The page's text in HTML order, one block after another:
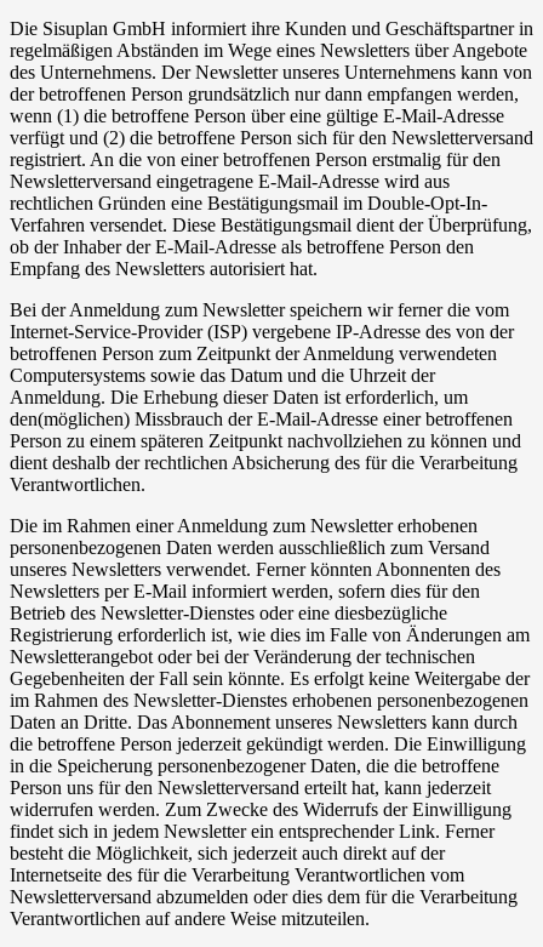
Die Sisuplan GmbH informiert ihre Kunden und Geschäftspartner in
regelmäßigen Abständen im Wege eines Newsletters über Angebote
des Unternehmens. Der Newsletter unseres Unternehmens kann von
der betroffenen Person grundsätzlich nur dann empfangen werden,
wenn (1) die betroffene Person über eine gültige E-Mail-Adresse
verfügt und (2) die betroffene Person sich für den Newsletterversand
registriert. An die von einer betroffenen Person erstmalig für den
Newsletterversand eingetragene E-Mail-Adresse wird aus
rechtlichen Gründen eine Bestätigungsmail im Double-Opt-In-
Verfahren versendet. Diese Bestätigungsmail dient der Überprüfung,
ob der Inhaber der E-Mail-Adresse als betroffene Person den
Empfang des Newsletters autorisiert hat.
Bei der Anmeldung zum Newsletter speichern wir ferner die vom
Internet-Service-Provider (ISP) vergebene IP-Adresse des von der
betroffenen Person zum Zeitpunkt der Anmeldung verwendeten
Computersystems sowie das Datum und die Uhrzeit der
Anmeldung. Die Erhebung dieser Daten ist erforderlich, um
den(möglichen) Missbrauch der E-Mail-Adresse einer betroffenen
Person zu einem späteren Zeitpunkt nachvollziehen zu können und
dient deshalb der rechtlichen Absicherung des für die Verarbeitung
Verantwortlichen.
Die im Rahmen einer Anmeldung zum Newsletter erhobenen
personenbezogenen Daten werden ausschließlich zum Versand
unseres Newsletters verwendet. Ferner könnten Abonnenten des
Newsletters per E-Mail informiert werden, sofern dies für den
Betrieb des Newsletter-Dienstes oder eine diesbezügliche
Registrierung erforderlich ist, wie dies im Falle von Änderungen am
Newsletterangebot oder bei der Veränderung der technischen
Gegebenheiten der Fall sein könnte. Es erfolgt keine Weitergabe der
im Rahmen des Newsletter-Dienstes erhobenen personenbezogenen
Daten an Dritte. Das Abonnement unseres Newsletters kann durch
die betroffene Person jederzeit gekündigt werden. Die Einwilligung
in die Speicherung personenbezogener Daten, die die betroffene
Person uns für den Newsletterversand erteilt hat, kann jederzeit
widerrufen werden. Zum Zwecke des Widerrufs der Einwilligung
findet sich in jedem Newsletter ein entsprechender Link. Ferner
besteht die Möglichkeit, sich jederzeit auch direkt auf der
Internetseite des für die Verarbeitung Verantwortlichen vom
Newsletterversand abzumelden oder dies dem für die Verarbeitung
Verantwortlichen auf andere Weise mitzuteilen.